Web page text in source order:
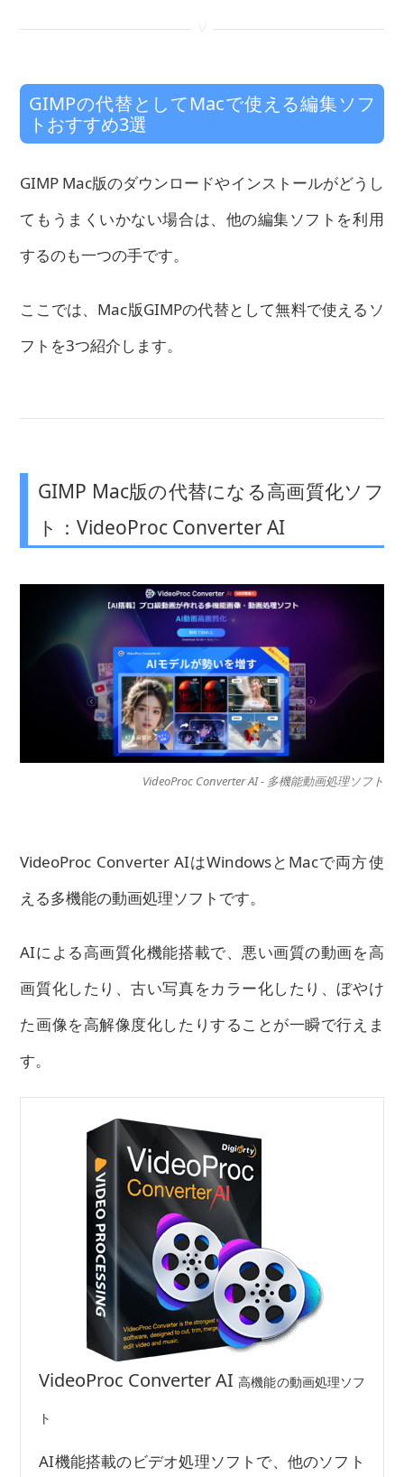
GIMPの代替としてMacで使える編集ソフ
トおすすめ3選
GIMP Mac版のダウンロードやインストールがどうし
てもうまくいかない場合は、他の編集ソフトを利用
するのも一つの手です。
ここでは、Mac版GIMPの代替として無料で使えるソ
フトを3つ紹介します。
GIMP Mac版の代替になる高画質化ソフ
ト：VideoProc Converter AI
VideoProc Converter AI - 多機能動画処理ソフト
VideoProc Converter AIはWindowsとMacで両方使
える多機能の動画処理ソフトです。
AIによる高画質化機能搭載で、悪い画質の動画を高
画質化したり、古い写真をカラー化したり、ぼやけ
た画像を高解像度化したりすることが一瞬で行えま
す。
VideoProc Converter AI高機能の動画処理ソフ
ト
AI機能搭載のビデオ処理ソフトで、他のソフト